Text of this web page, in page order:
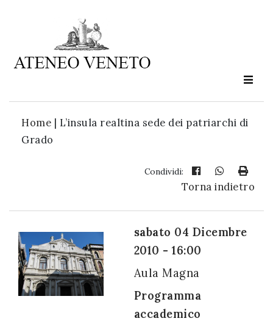
Home | L’insula realtina sede dei patriarchi di
Grado
Condividi:
Torna indietro
sabato 04 Dicembre
2010 - 16:00
Aula Magna
Programma
accademico
Ateneo
è
cultura